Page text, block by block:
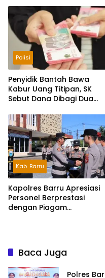
Bhayangkara ke-80
Polisi
Penyidik Bantah Bawa
Kabur Uang Titipan, SK
Sebut Dana Dibagi Dua
Kab. Barru
Kapolres Barru Apresiasi
Personel Berprestasi
dengan Piagam
Baca Juga
Polres